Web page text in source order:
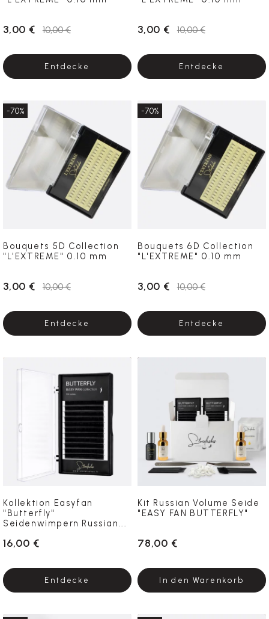
3,00 € 10,00 €
Entdecke
3,00 € 10,00 €
Entdecke
Bouquets 5D Collection
"L'EXTREME" 0.10 mm
3,00 € 10,00 €
Entdecke
-70%
Bouquets 6D Collection
"L'EXTREME" 0.10 mm
3,00 € 10,00 €
Entdecke
-70%
Kollektion Easyfan
"Butterfly"
Seidenwimpern Russian...
16,00 €
Entdecke
Kit Russian Volume Seide
"EASY FAN BUTTERFLY"
78,00 €
In den Warenkorb